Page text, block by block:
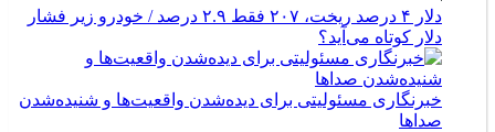
دلار ۴ درصد ریخت، ۲۰۷ فقط ۲.۹ درصد / خودرو زیر فشار
دلار کوتاه می‌آید؟
خبرنگاری مسئولیتی برای دیده‌شدن واقعیت‌ها و شنیده‌شدن
صداها